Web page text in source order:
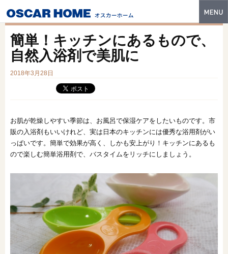
特長
イベント・モデルハウス
建築実例
フォトギャラリー
販売中の物件
スマートセレクト
土地情報
オンライン相談会
簡単！キッチンにあるもので、
自然入浴剤で美肌に
2018年3月28日
お肌が乾燥しやすい季節は、お風呂で保湿ケアをしたいものです。市
販の入浴剤もいいけれど、実は日本のキッチンには優秀な浴用剤がい
っぱいです。簡単で効果が高く、しかも安上がり！キッチンにあるも
ので楽しむ簡単浴用剤で、バスタイムをリッチにしましょう。